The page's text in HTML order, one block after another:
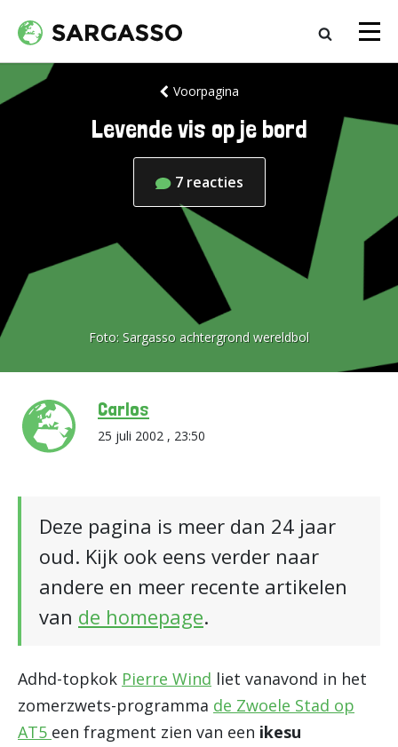
Voorpagina
Levende vis op je bord
7 reacties
Foto: Sargasso achtergrond wereldbol
Carlos
25 juli 2002 , 23:50
Deze pagina is meer dan 24 jaar
oud. Kijk ook eens verder naar
andere en meer recente artikelen
van de homepage.
Adhd-topkok Pierre Wind liet vanavond in het
zomerzwets-programma de Zwoele Stad op
AT5 een fragment zien van een ikesu